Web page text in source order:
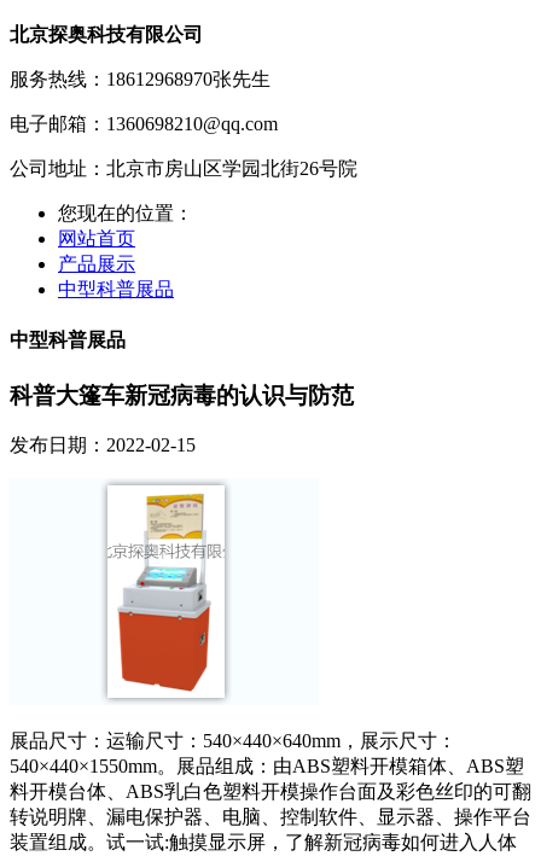
北京探奥科技有限公司
服务热线：18612968970张先生
电子邮箱：1360698210@qq.com
公司地址：北京市房山区学园北街26号院
您现在的位置：
网站首页
产品展示
中型科普展品
中型科普展品
科普大篷车新冠病毒的认识与防范
发布日期：2022-02-15
展品尺寸：运输尺寸：540×440×640mm，展示尺寸：
540×440×1550mm。展品组成：由ABS塑料开模箱体、ABS塑
料开模台体、ABS乳白色塑料开模操作台面及彩色丝印的可翻
转说明牌、漏电保护器、电脑、控制软件、显示器、操作平台
装置组成。试一试:触摸显示屏，了解新冠病毒如何进入人体